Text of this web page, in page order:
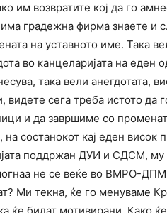
им возвратите кој да го
градежна фирма знаете и
на уставното име. Така
во канцеларијата на
така вели анегдотата,
видете сега треба истото
и да завршиме со
на состанокот кај еден висок
поддржан ДУИ и СДСМ, му
не се веќе во ВМРО-
Ми текна, ќе го менуваме